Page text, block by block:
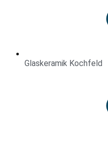
Glaskeramik Kochfeld